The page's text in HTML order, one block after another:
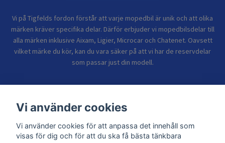
Vi på Tigfelds fordon förstår att varje mopedbil är unik och att olika
märken kräver specifika delar. Därför erbjuder vi mopedbilsdelar till
alla märken inklusive Aixam, Ligier, Microcar och Chatenet. Oavsett
vilket märke du kör, kan du vara säker på att vi har de reservdelar
som passar just din modell.
Sidor
Vi använder cookies
Vi använder cookies för att anpassa det innehåll som
visas för dig och för att du ska få bästa tänkbara